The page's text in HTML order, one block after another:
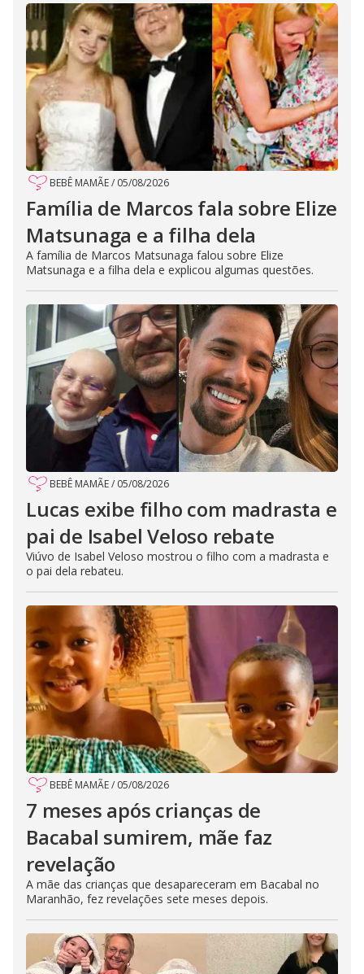
BEBÊ MAMÃE/ 05/08/2026
Família de Marcos fala sobre Elize
Matsunaga e a filha dela
A família de Marcos Matsunaga falou sobre Elize
Matsunaga e a filha dela e explicou algumas questões.
BEBÊ MAMÃE/ 05/08/2026
Lucas exibe filho com madrasta e
pai de Isabel Veloso rebate
Viúvo de Isabel Veloso mostrou o filho com a madrasta e
o pai dela rebateu.
BEBÊ MAMÃE/ 05/08/2026
7 meses após crianças de
Bacabal sumirem, mãe faz
revelação
A mãe das crianças que desapareceram em Bacabal no
Maranhão, fez revelações sete meses depois.